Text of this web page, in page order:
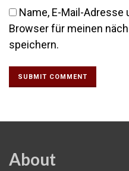
Name, E-Mail-
Browser für meinen
speichern.
About